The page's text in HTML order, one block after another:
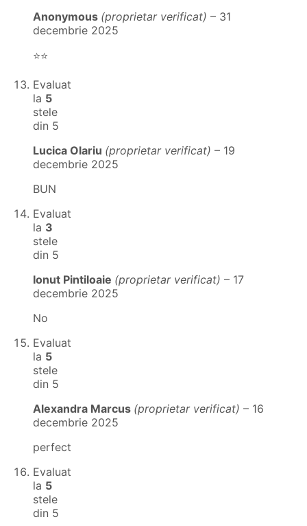
Anonymous (proprietar verificat) – 31
decembrie 2025
⭐⭐
Evaluat
la 5
stele
din 5
Lucica Olariu (proprietar verificat) – 19
decembrie 2025
BUN
Evaluat
la 3
stele
din 5
Ionut Pintiloaie (proprietar verificat) – 17
decembrie 2025
No
Evaluat
la 5
stele
din 5
Alexandra Marcus (proprietar verificat) – 16
decembrie 2025
perfect
Evaluat
la 5
stele
din 5